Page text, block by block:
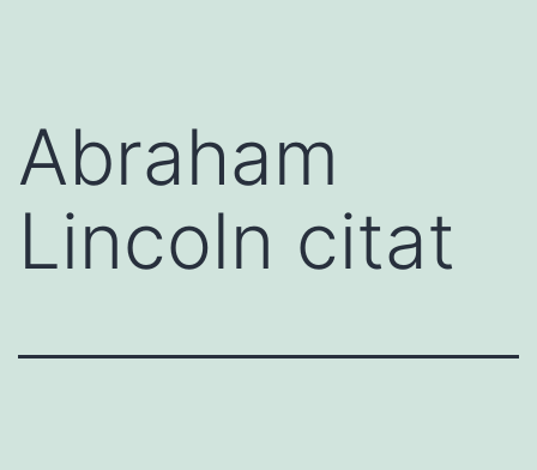
Abraham
Lincoln citat